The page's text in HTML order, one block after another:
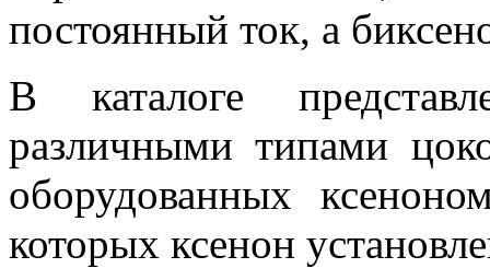
постоянный ток, а
В каталоге
различными типами
оборудованных
которых ксенон